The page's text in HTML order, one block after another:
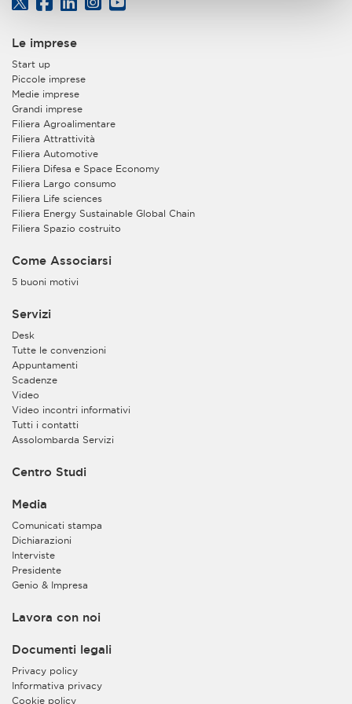
Le imprese
Start up
Piccole imprese
Medie imprese
Grandi imprese
Filiera Agroalimentare
Filiera Attrattività
Filiera Automotive
Filiera Difesa e Space Economy
Filiera Largo consumo
Filiera Life sciences
Filiera Energy Sustainable Global Chain
Filiera Spazio costruito
Come Associarsi
5 buoni motivi
Servizi
Desk
Tutte le convenzioni
Appuntamenti
Scadenze
Video
Video incontri informativi
Tutti i contatti
Assolombarda Servizi
Centro Studi
Media
Comunicati stampa
Dichiarazioni
Interviste
Presidente
Genio & Impresa
Lavora con noi
Documenti legali
Privacy policy
Informativa privacy
Cookie policy